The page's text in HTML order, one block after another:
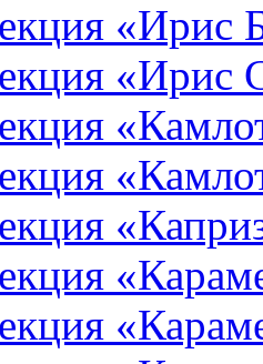
«Ирис
«Ирис